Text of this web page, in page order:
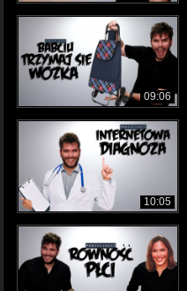
09:06
10:05